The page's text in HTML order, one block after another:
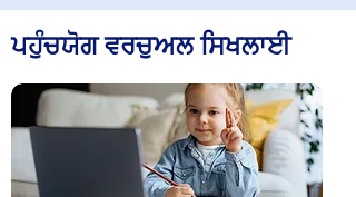
ਪਹੁੰਚਯੋਗ ਵਰਚੁਅਲ ਸਿਖਲਾਈ